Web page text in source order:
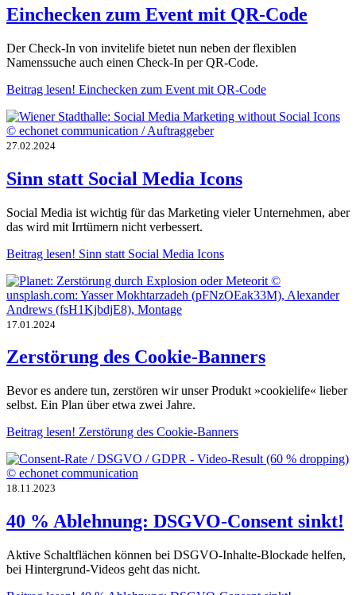
Einchecken zum Event mit QR-Code
Der Check-In von invitelife bietet nun neben der flexiblen
Namenssuche auch einen Check-In per QR-Code.
Beitrag lesen! Einchecken zum Event mit QR-Code
27.02.2024
Sinn statt Social Media Icons
Social Media ist wichtig für das Marketing vieler Unternehmen, aber
das wird mit Irrtümern nicht verbessert.
Beitrag lesen! Sinn statt Social Media Icons
17.01.2024
Zerstörung des Cookie-Banners
Bevor es andere tun, zerstören wir unser Produkt »cookielife« lieber
selbst. Ein Plan über etwa zwei Jahre.
Beitrag lesen! Zerstörung des Cookie-Banners
18.11.2023
40 % Ablehnung: DSGVO-Consent sinkt!
Aktive Schaltflächen können bei DSGVO-Inhalte-Blockade helfen,
bei Hintergrund-Videos geht das nicht.